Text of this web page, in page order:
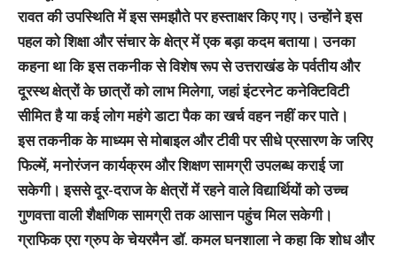
रावत की उपस्थिति में इस समझौते पर हस्ताक्षर किए गए। उन्होंने इस
पहल को शिक्षा और संचार के क्षेत्र में एक बड़ा कदम बताया। उनका
कहना था कि इस तकनीक से विशेष रूप से उत्तराखंड के पर्वतीय और
दूरस्थ क्षेत्रों के छात्रों को लाभ मिलेगा, जहां इंटरनेट कनेक्टिविटी
सीमित है या कई लोग महंगे डाटा पैक का खर्च वहन नहीं कर पाते।
इस तकनीक के माध्यम से मोबाइल और टीवी पर सीधे प्रसारण के जरिए
फिल्में, मनोरंजन कार्यक्रम और शिक्षण सामग्री उपलब्ध कराई जा
सकेगी। इससे दूर-दराज के क्षेत्रों में रहने वाले विद्यार्थियों को उच्च
गुणवत्ता वाली शैक्षणिक सामग्री तक आसान पहुंच मिल सकेगी।
ग्राफिक एरा ग्रुप के चेयरमैन डॉ. कमल घनशाला ने कहा कि शोध और